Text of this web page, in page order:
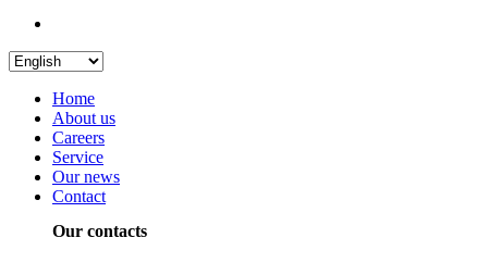
Home
About us
Careers
Service
Our news
Contact
Our contacts